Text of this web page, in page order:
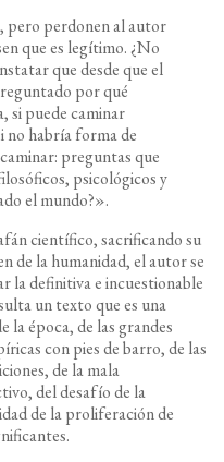
pero perdonen al autor
que es legítimo. ¿No
que desde que el
por qué
si puede caminar
no habría forma de
preguntas que
psicológicos y
el mundo?».
científico, sacrificando su
de la humanidad, el autor se
la definitiva e incuestionable
un texto que es una
la época, de las grandes
con pies de barro, de las
de la mala
del desafío de la
de la proliferación de